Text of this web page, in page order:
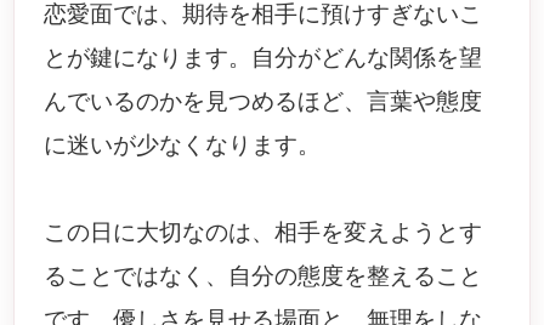
恋愛面では、期待を相手に預けすぎないこ
とが鍵になります。自分がどんな関係を望
んでいるのかを見つめるほど、言葉や態度
に迷いが少なくなります。
この日に大切なのは、相手を変えようとす
ることではなく、自分の態度を整えること
です。優しさを見せる場面と、無理をしな